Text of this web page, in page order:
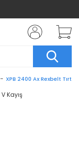
XPB 2400 Ax Rexbelt Tırtıllı